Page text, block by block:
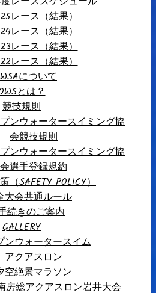
レース（結果）
レース（結果）
レース（結果）
レース（結果）
について
とは？
競技規則
ンウォータースイミング協
会競技規則
ンウォータースイミング協
会選手登録規約
（SAFETY POLICY）
大会共通ルール
続きのご案内
GALLERY
ンウォータースイム
アクアスロン
空絶景マラソン
房総アクアスロン岩井大会